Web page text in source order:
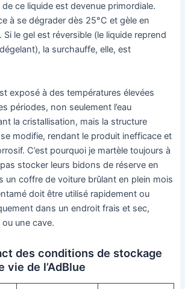
ce liquide est devenue primordiale.
à se dégrader dès 25°C et gèle en
Si le gel est réversible (le liquide reprend
la surchauffe, elle, est
exposé à des températures élevées
périodes, non seulement l’eau
la cristallisation, mais la structure
se modifie, rendant le produit inefficace et
C’est pourquoi je martèle toujours à
stocker leurs bidons de réserve en
un coffre de voiture brûlant en plein mois
doit être utilisé rapidement ou
dans un endroit frais et sec,
une cave.
des conditions de stockage
vie de l’AdBlue